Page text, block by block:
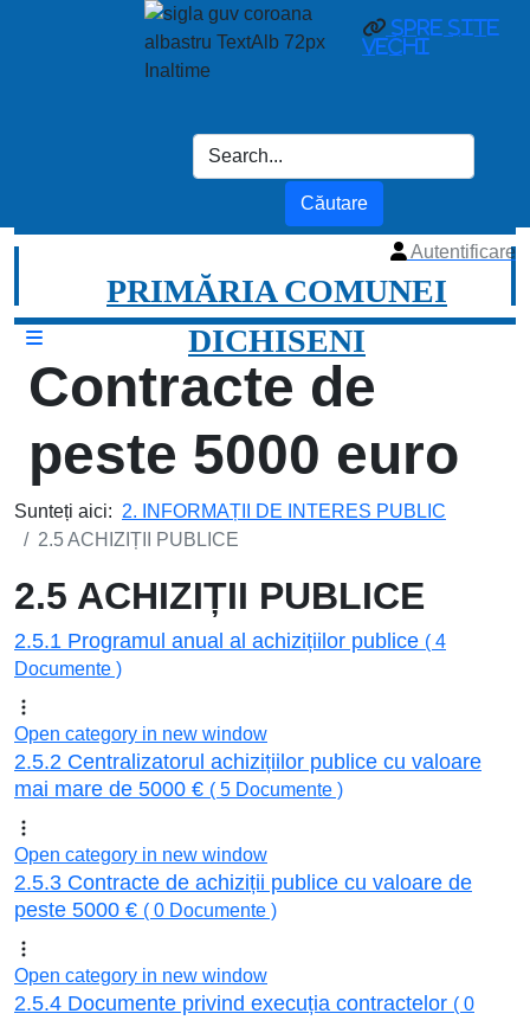
Spre site
vechi
Autentificare
PRIMĂRIA COMUNEI
DICHISENI
Contracte de
peste 5000 euro
Sunteți aici: 2. INFORMAȚII DE INTERES PUBLIC
2.5 ACHIZIȚII PUBLICE
2.5 ACHIZIȚII PUBLICE
2.5.1 Programul anual al achizițiilor publice ( 4
Documente )
Open category in new window
2.5.2 Centralizatorul achizițiilor publice cu valoare
mai mare de 5000 € ( 5 Documente )
Open category in new window
2.5.3 Contracte de achiziții publice cu valoare de
peste 5000 € ( 0 Documente )
Open category in new window
2.5.4 Documente privind execuția contractelor ( 0